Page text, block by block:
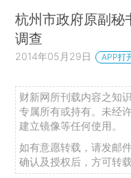
杭州市政府原副秘
调查
2014年05月29日 APP打
财新网所刊载内容之知
专属所有或持有。未经
建立镜像等任何使用。
如有意愿转载，请发邮
确认及授权后，方可转载